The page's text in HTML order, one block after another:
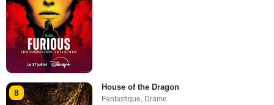
8
House of the Dragon
Fantastique, Drame